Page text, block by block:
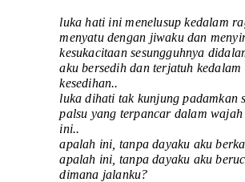
luka hati ini menelusup kedalam
menyatu dengan jiwaku dan
kesukacitaan sesungguhnya
aku bersedih dan terjatuh kedalam
kesedihan..
luka dihati tak kunjung padamkan
palsu yang terpancar dalam wajah
ini..
apalah ini, tanpa dayaku aku
apalah ini, tanpa dayaku aku
dimana jalanku?